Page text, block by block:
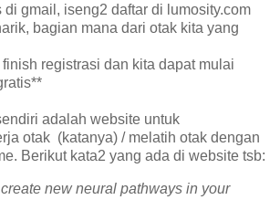
di gmail, iseng2 daftar di lumosity.com
bagian mana dari otak kita yang
registrasi dan kita dapat mulai
adalah website untuk
otak (katanya) / melatih otak dengan
Berikut kata2 yang ada di website tsb:
new neural pathways in your